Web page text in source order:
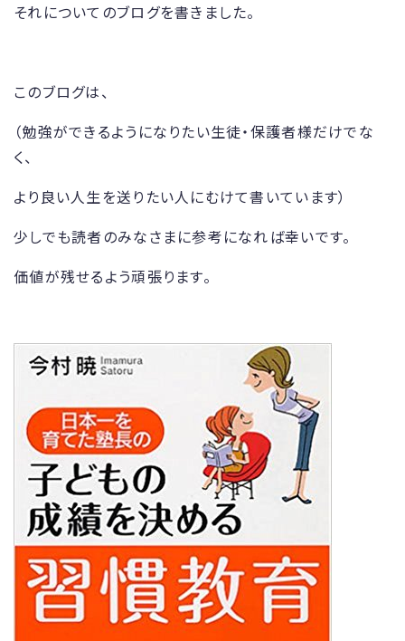
それについてのブログを書きました。
このブログは、
（勉強ができるようになりたい生徒・保護者様だけでな
く、
より良い人生を送りたい人にむけて書いています）
少しでも読者のみなさまに参考になれば幸いです。
価値が残せるよう頑張ります。